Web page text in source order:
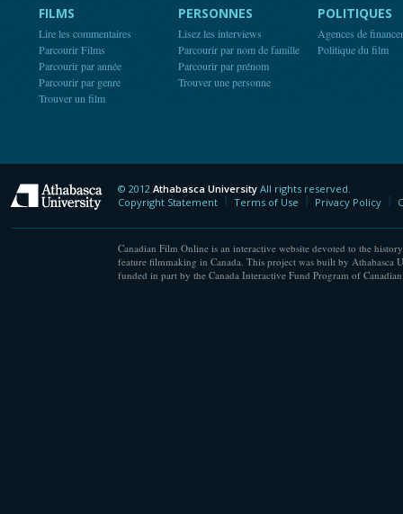
FILMS
Lire les commentaires
Parcourir Films
Parcourir par année
Parcourir par genre
Trouver un film
PERSONNES
Lisez les interviews
Parcourir par nom de famille
Parcourir par prénom
Trouver une personne
POLITIQUES
Agences de
Politique du film
Athabasca University
© 2012 Athabasca University All rights reserved.
Copyright Statement
Terms of Use Privacy Policy
Canadian Film Online is an interactive website devoted to the
feature filmmaking in Canada. This project was built by Athabasca
funded in part by the Canada Interactive Fund Program of